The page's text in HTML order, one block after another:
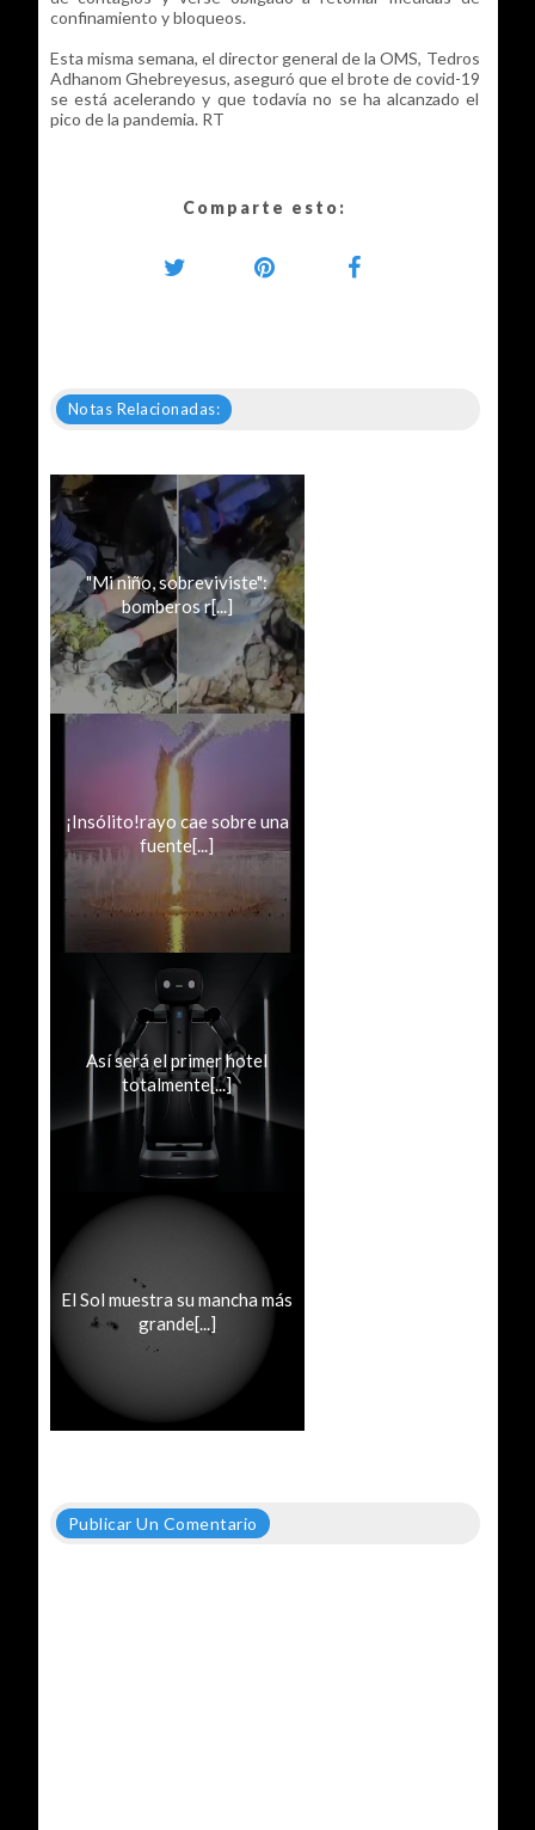
confinamiento y bloqueos.
Esta misma semana, el director general de la OMS, Tedros
Adhanom Ghebreyesus, aseguró que el brote de covid-19
se está acelerando y que todavía no se ha alcanzado el
pico de la pandemia. RT
Comparte esto:
Notas Relacionadas:
"Mi niño, sobreviviste":
bomberos r[...]
¡Insólito!rayo cae sobre una
fuente[...]
Así será el primer hotel
totalmente[...]
El Sol muestra su mancha más
grande[...]
Publicar Un Comentario